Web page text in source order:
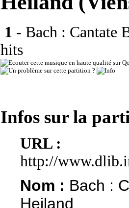
1 - Bach : Cantate
hits
Infos sur la
URL :
http://
Nom : Bach :
Heiland